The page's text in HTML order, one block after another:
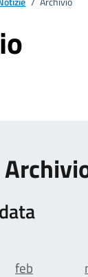
feb